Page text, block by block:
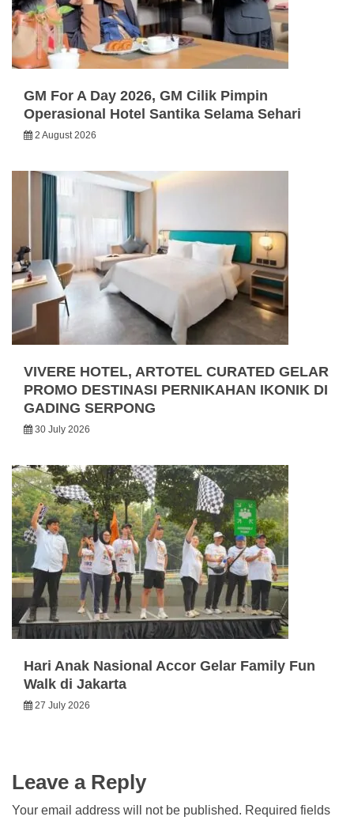
GM For A Day 2026, GM Cilik Pimpin
Operasional Hotel Santika Selama Sehari
2 August 2026
VIVERE HOTEL, ARTOTEL CURATED GELAR
PROMO DESTINASI PERNIKAHAN IKONIK DI
GADING SERPONG
30 July 2026
Hari Anak Nasional Accor Gelar Family Fun
Walk di Jakarta
27 July 2026
Leave a Reply
Your email address will not be published. Required fields